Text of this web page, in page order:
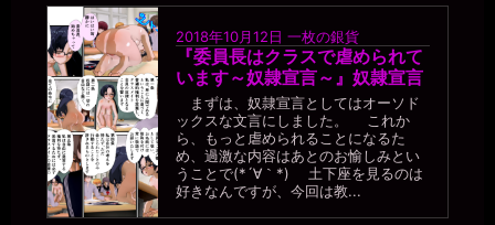
2018年10月12日 一枚の銀貨
『委員長はクラスで虐められて
います～奴隷宣言～』奴隷宣言
まずは、奴隷宣言としてはオーソド
ックスな文言にしました。 これか
ら、もっと虐められることになるた
め、過激な内容はあとのお愉しみとい
うことで(*´∀｀*) 土下座を見るのは
好きなんですが、今回は教...
2026年7月18日 - 21:31
ほら、本物の便器にはできないコトだし((´∀｀))ｹﾗｹﾗ
miiki0119
2026年7月18日 - 21:32
あうう。。便器と比べられて褒められていたなんて。。
一枚の銀貨
2026年7月18日 - 21:34
本物の公衆便所なんて、使われた人数なんて記録できないくらいだ
ろうし、そのうちマゾ肉便器も男の人数を数える必要など無くなる
だろう。